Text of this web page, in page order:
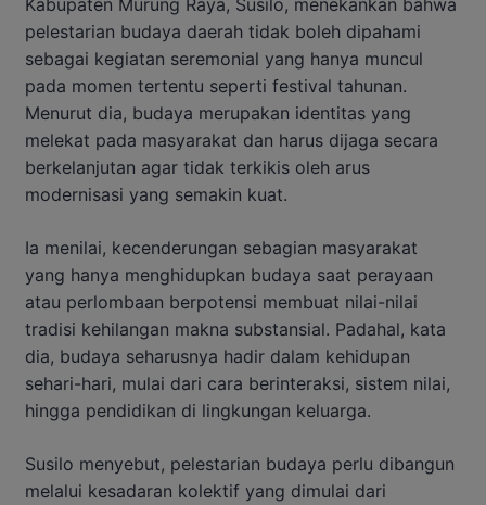
pelestarian budaya daerah tidak boleh dipahami
sebagai kegiatan seremonial yang hanya muncul
pada momen tertentu seperti festival tahunan.
Menurut dia, budaya merupakan identitas yang
melekat pada masyarakat dan harus dijaga secara
berkelanjutan agar tidak terkikis oleh arus
modernisasi yang semakin kuat.
Ia menilai, kecenderungan sebagian masyarakat
yang hanya menghidupkan budaya saat perayaan
atau perlombaan berpotensi membuat nilai-nilai
tradisi kehilangan makna substansial. Padahal, kata
dia, budaya seharusnya hadir dalam kehidupan
sehari-hari, mulai dari cara berinteraksi, sistem nilai,
hingga pendidikan di lingkungan keluarga.
Susilo menyebut, pelestarian budaya perlu dibangun
melalui kesadaran kolektif yang dimulai dari